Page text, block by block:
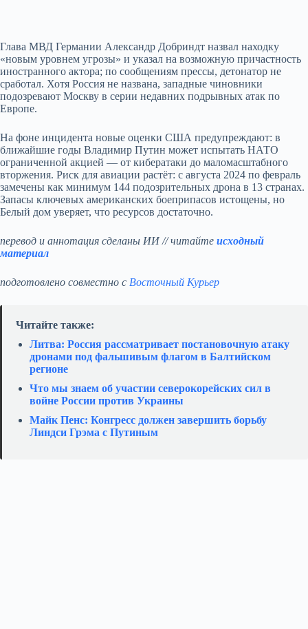
Глава МВД Германии Александр Добриндт назвал находку
«новым уровнем угрозы» и указал на возможную причастность
иностранного актора; по сообщениям прессы, детонатор не
сработал. Хотя Россия не названа, западные чиновники
подозревают Москву в серии недавних подрывных атак по
Европе.
На фоне инцидента новые оценки США предупреждают: в
ближайшие годы Владимир Путин может испытать НАТО
ограниченной акцией — от кибератаки до маломасштабного
вторжения. Риск для авиации растёт: с августа 2024 по февраль
замечены как минимум 144 подозрительных дрона в 13 странах.
Запасы ключевых американских боеприпасов истощены, но
Белый дом уверяет, что ресурсов достаточно.
перевод и аннотация сделаны ИИ // читайте исходный
материал
подготовлено совместно с Восточный Курьер
Читайте также:
Литва: Россия рассматривает постановочную атаку
дронами под фальшивым флагом в Балтийском
регионе
Что мы знаем об участии северокорейских сил в
войне России против Украины
Майк Пенс: Конгресс должен завершить борьбу
Линдси Грэма с Путиным